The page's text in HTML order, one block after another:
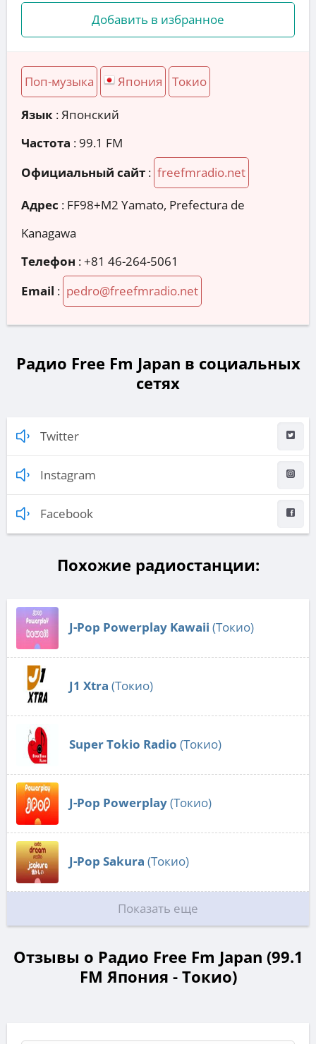
Добавить в избранное
Поп-музыка Япония Токио
Язык : Японский
Частота : 99.1 FM
Официальный сайт : freefmradio.net
Адрес : FF98+M2 Yamato, Prefectura de
Kanagawa
Телефон :+81 46-264-5061
Email : pedro@freefmradio.net
Радио Free Fm Japan в социальных
сетях
Twitter
Instagram
Facebook
Похожие радиостанции:
J-Pop Powerplay Kawaii (Токио)
J1 Xtra (Токио)
Super Tokio Radio (Токио)
J-Pop Powerplay(Токио)
J-Pop Sakura (Токио)
Показать еще
Отзывы о Радио Free Fm Japan (99.1
FM Япония - Токио)